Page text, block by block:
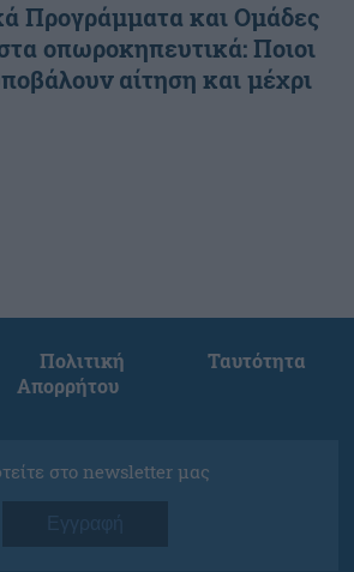
Προγράμματα και Ομάδες
οπωροκηπευτικά: Ποιοι
αίτηση και μέχρι
Πολιτική
Απορρήτου
Ταυτότητα
στο newsletter μας
Εγγραφή